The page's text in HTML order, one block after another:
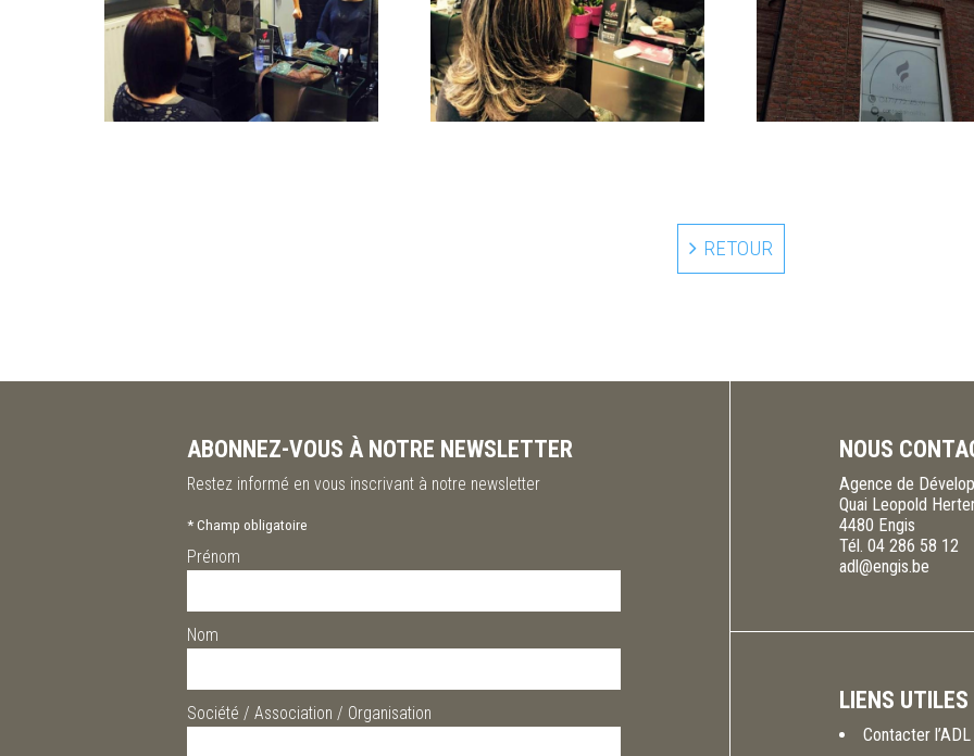
RETOUR
ABONNEZ-VOUS À NOTRE NEWSLETTER
Restez informé en vous inscrivant à notre newsletter
*Champ obligatoire
Prénom
Nom
Société / Association / Organisation
NOUS
Agence de
Quai Leopold
4480 Engis
Tél. 04 286 58 12
adl@engis.be
LIENS UTILES
Contacter l’ADL